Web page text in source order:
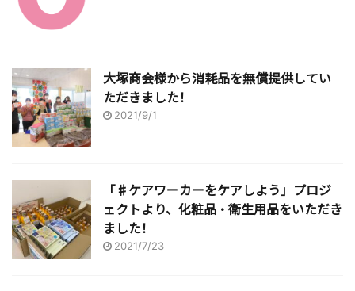
大塚商会様から消耗品を無償提供してい
ただきました！
2021/9/1
「♯ケアワーカーをケアしよう」プロジ
ェクトより、化粧品・衛生用品をいただき
ました！
2021/7/23